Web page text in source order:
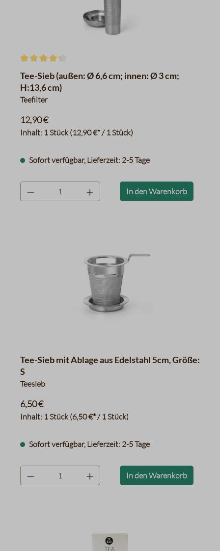
Durchschnittliche Bewertung von 4.3 von 5 Sternen
Tee-Sieb (außen: Ø 6,6 cm; innen: Ø 3 cm;
H:13,6 cm)
Teefilter
Inhalt: 1 Stück(12,90 €* / 1 Stück)
12,90 €
Sofort verfügbar, Lieferzeit: 2-5 Tage
product.quantityLabel In den Warenkorb
Tee-Sieb mit Ablage aus Edelstahl 5cm, Größe:
S
Teesieb
Inhalt: 1 Stück(6,50 €* / 1 Stück)
6,50 €
Sofort verfügbar, Lieferzeit: 2-5 Tage
product.quantityLabel In den Warenkorb